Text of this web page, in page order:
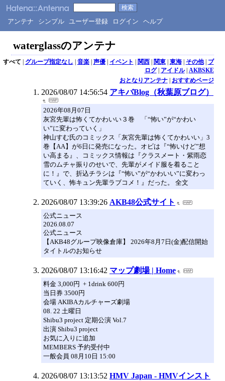
アンテナ シンプル ユーザー登録 ログイン ヘルプ
waterglassのアンテナ
すべて | グループ指定なし | 音楽| 声優| イベント | 関西| 関東| 東海| その他| ブ
ログ| アイドル| AKBSKE
おとなりアンテナ| おすすめページ
2026/08/07 14:56:54 アキバBlog（秋葉原ブログ）
2026年08月07日
灰宮先輩は怖くてかわいい３巻 「“怖い”が“かわい
い”に変わっていく」
神山すむ氏のコミックス「灰宮先輩は怖くてかわいい」3
巻【AA】が6日に発売になった。オビは『“怖いけど”想
い高まる』、コミックス情報は『クラスメート・紫雨恋
雪のムチャ振りのせいで、先輩がメイド服を着ること
に！』で、折込チラシは『“怖い”が“かわいい”に変わっ
ていく、怖キュン先輩ラブコメ！』だった。 全文
2026/08/07 13:39:26 AKB48公式サイト
公式ニュース
2026.08.07
公式ニュース
【AKB48グループ映像倉庫】 2026年8月7日(金)配信開始
タイトルのお知らせ
2026/08/07 13:16:42 マップ劇場 | Home
料金 3,000円 + 1drink 600円
当日券 3500円
会場 AKIBAカルチャーズ劇場
08. 22 土曜日
Shibu3 project 定期公演 Vol.7
出演 Shibu3 project
お気に入りに追加
MEMBERS 予約受付中
一般会員 08月10日 15:00
2026/08/07 13:13:52 HMV Japan - HMVインスト